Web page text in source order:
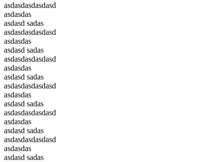
asdasdasdasdasd
asdasdas
asdasd sadas
asdasdasdasdasd
asdasdas
asdasd sadas
asdasdasdasdasd
asdasdas
asdasd sadas
asdasdasdasdasd
asdasdas
asdasd sadas
asdasdasdasdasd
asdasdas
asdasd sadas
asdasdasdasdasd
asdasdas
asdasd sadas